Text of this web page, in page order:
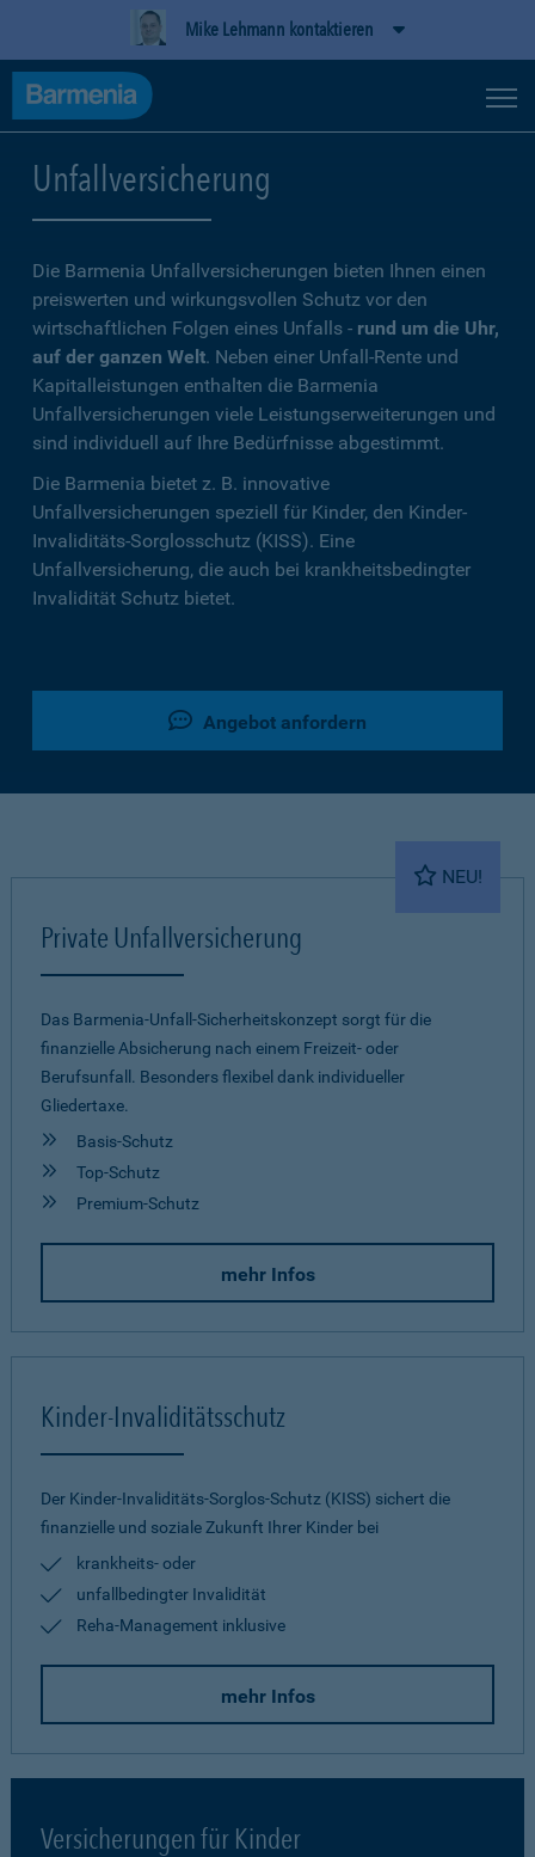
Mike Lehmann kontaktieren
Unfallversicherung
Die Barmenia Unfallversicherungen bieten Ihnen einen
preiswerten und wirkungsvollen Schutz vor den
wirtschaftlichen Folgen eines Unfalls - rund um die Uhr,
auf der ganzen Welt. Neben einer Unfall-Rente und
Kapitalleistungen enthalten die Barmenia
Unfallversicherungen viele Leistungserweiterungen und
sind individuell auf Ihre Bedürfnisse abgestimmt.
Die Barmenia bietet z. B. innovative
Unfallversicherungen speziell für Kinder, den Kinder-
Invaliditäts-Sorglosschutz (KISS). Eine
Unfallversicherung, die auch bei krankheitsbedingter
Invalidität Schutz bietet.
Angebot anfordern
NEU!
Private Unfallversicherung
Das Barmenia-Unfall-Sicherheitskonzept sorgt für die
finanzielle Absicherung nach einem Freizeit- oder
Berufsunfall. Besonders flexibel dank individueller
Gliedertaxe.
Basis-Schutz
Top-Schutz
Premium-Schutz
mehr Infos
Kinder-Invaliditätsschutz
Der Kinder-Invaliditäts-Sorglos-Schutz (KISS) sichert die
finanzielle und soziale Zukunft Ihrer Kinder bei
krankheits- oder
unfallbedingter Invalidität
Reha-Management inklusive
mehr Infos
Versicherungen für Kinder